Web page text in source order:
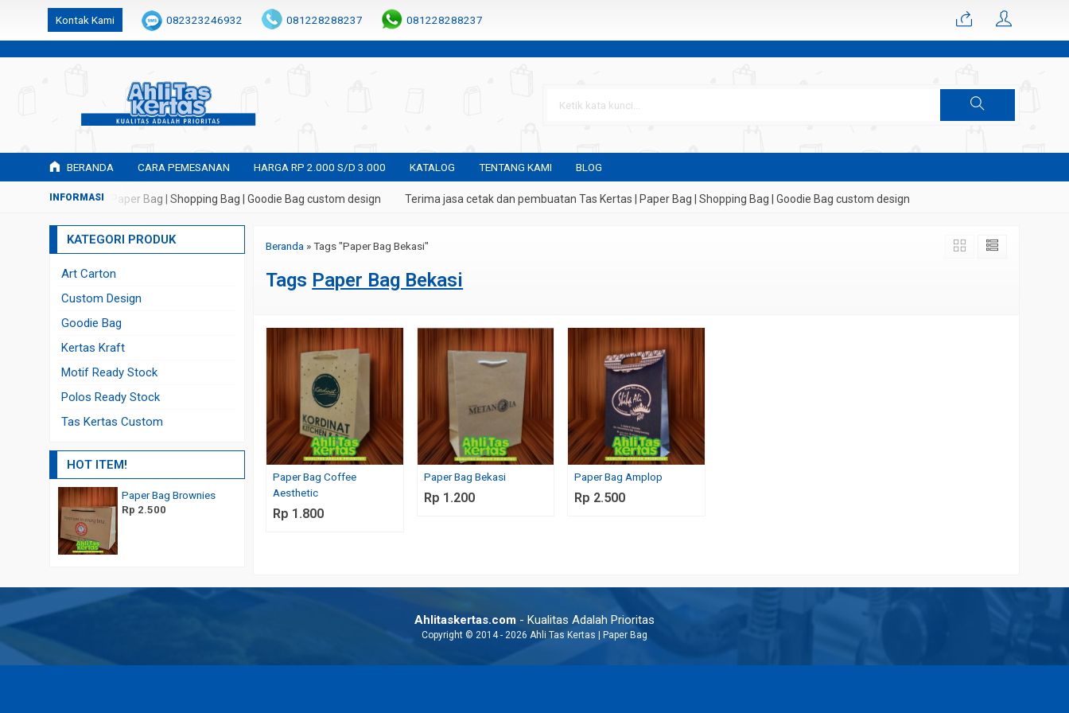
k6Ghe9jF9rmtx91MrSV7BIpW27id0SMW1kLEoe8rM2U
Kontak Kami 082323246932 081228288237 081228288237
BERANDA CARA PEMESANAN HARGA RP 2.000 S/D 3.000 KATALOG TENTANG KAMI BLOG
Tas Kertas | Paper Bag | Shopping Bag | Goodie Bag custom design Terima jasa cetak dan pembuatan Tas Kertas | Paper Bag | Shopping Bag | Goodie Bag custom design
Beranda »Tags "Paper Bag Bekasi"
Tags Paper Bag Bekasi
Paper Bag Coffee
Aesthetic
Rp 1.800
Paper Bag Bekasi
Rp 1.200
Paper Bag Amplop
Rp 2.500
KATEGORI PRODUK
Art Carton
Custom Design
Goodie Bag
Kertas Kraft
Motif Ready Stock
Polos Ready Stock
Tas Kertas Custom
HOT ITEM!
Paper Bag Brownies
Rp 2.500
Paper Bag Custom Doff
Rp 6.000
Paper Bag Instansi Paper Bag Cafe dan Market
Ahlitaskertas.com - Kualitas Adalah Prioritas
Copyright © 2014 - 2026 Ahli Tas Kertas | Paper Bag